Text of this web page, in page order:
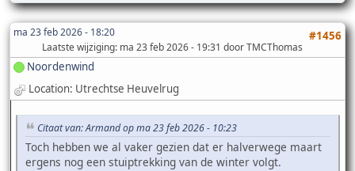
ma 23 feb 2026 - 18:20 #1456
Laatste wijziging: ma 23 feb 2026 - 19:31 door TMCThomas
Noordenwind
Location: Utrechtse Heuvelrug
Citaat van: Armand op ma 23 feb 2026 - 10:23
Toch hebben we al vaker gezien dat er halverwege maart
ergens nog een stuiptrekking van de winter volgt.